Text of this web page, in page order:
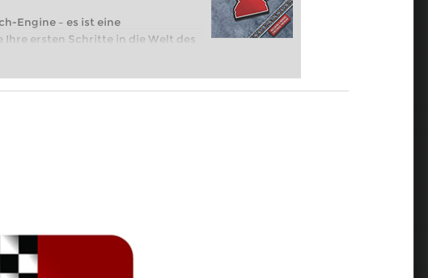
Engine – es ist eine
ersten Schritte in die Welt des
auf Turnierniveau spielen: Mit